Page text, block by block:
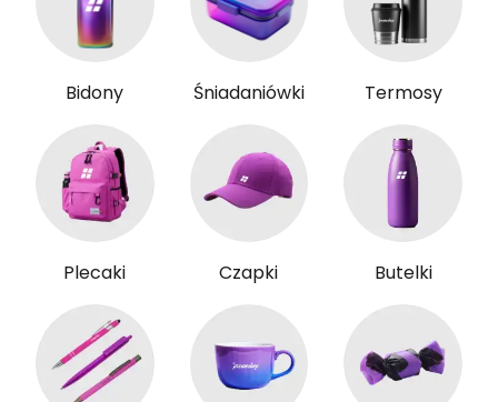
Bidony Śniadaniówki Termosy
Plecaki Czapki Butelki